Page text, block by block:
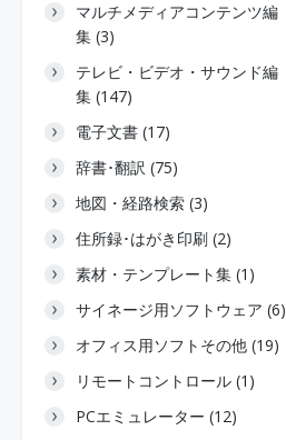
マルチメディアコンテンツ編
集 (3)
テレビ・ビデオ・サウンド編
集 (147)
電子文書 (17)
辞書･翻訳 (75)
地図・経路検索 (3)
住所録･はがき印刷 (2)
素材・テンプレート集 (1)
サイネージ用ソフトウェア (6)
オフィス用ソフトその他 (19)
リモートコントロール (1)
PCエミュレーター (12)